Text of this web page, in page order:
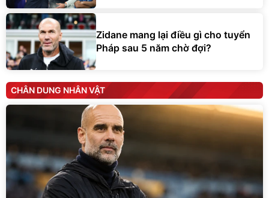
Zidane mang lại điều gì cho tuyển
Pháp sau 5 năm chờ đợi?
CHÂN DUNG NHÂN VẬT